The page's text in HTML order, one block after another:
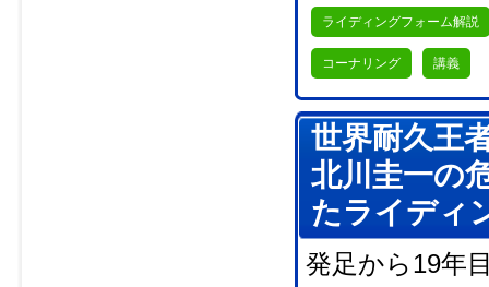
ライディングフォーム解説
コーナリング 講義
世界耐久王
北川圭一の
たライディ
発足から19年